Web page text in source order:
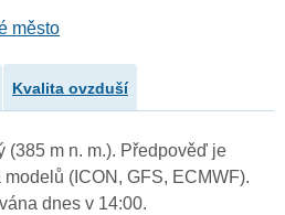
město
Kvalita ovzduší
(385 m n. m.). Předpověď je
(ICON, GFS, ECMWF).
dnes v 14:00.